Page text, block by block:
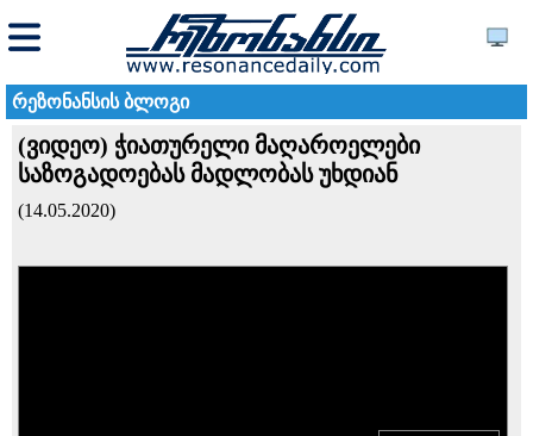
რეზონანსის ბლოგი
(ვიდეო) ჭიათურელი მაღაროელები
საზოგადოებას მადლობას უხდიან
(14.05.2020)